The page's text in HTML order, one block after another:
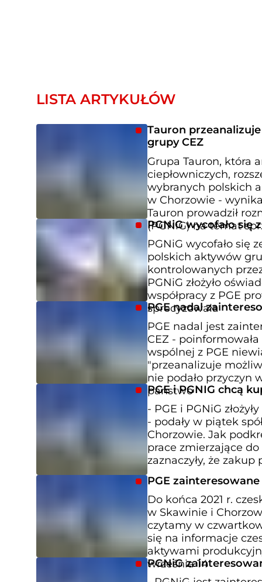
LISTA ARTYKUŁÓW
Tauron
grupy CEZ
Grupa Tauron, która
ciepłowniczych,
wybranych polskich
w Chorzowie -
Tauron prowadził
(PGNiG) na temat
PGNiG wycofało
PGNiG wycofało się
polskich aktywów
kontrolowanych
PGNiG złożyło
współpracy z PGE
sprecyzowała
PGE nadal
PGE nadal jest
CEZ -
wspólnej z PGE
"przeanalizuje
nie podało przyczyn
państwo
PGE i PGNIG chcą
- PGE i PGNiG
- podały w piątek
Chorzowie. Jak
prace zmierzające do
zaznaczyły, że
PGE
Do końca 2021 r.
w Skawinie i
czytamy w
się na informacje
aktywami
września 14
PGNiG